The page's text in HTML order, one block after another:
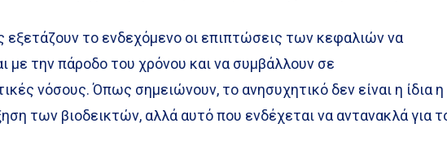
εξετάζουν το ενδεχόμενο οι επιπτώσεις των κεφαλιών να
με την πάροδο του χρόνου και να συμβάλλουν σε
νόσους. Όπως σημειώνουν, το ανησυχητικό δεν είναι η ίδια η
των βιοδεικτών, αλλά αυτό που ενδέχεται να αντανακλά για